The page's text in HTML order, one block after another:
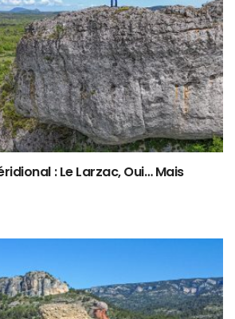
: Le Larzac, Oui… Mais